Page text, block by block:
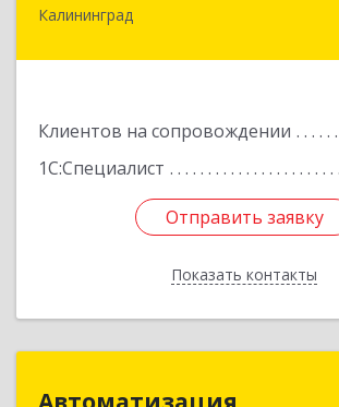
Калининград
Клиентов на сопровождении
1С:Специалист
Отправить заявку
Показать контакты
236038, Калининградская обл,
Отправить заявку
Назад